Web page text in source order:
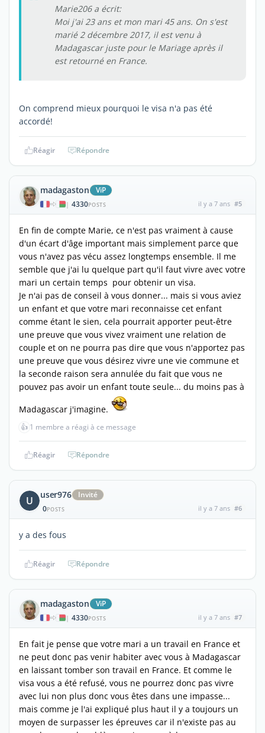
Marie206 a écrit:
Moi j'ai 23 ans et mon mari 45 ans. On s'est
marié 2 décembre 2017, il est venu à
Madagascar juste pour le Mariage après il
est retourné en France.
On comprend mieux pourquoi le visa n'a pas été
accordé!
Réagir Répondre
madagaston ViP
| 4330POSTS il y a 7 ans #5
En fin de compte Marie, ce n'est pas vraiment à cause
d'un écart d'âge important mais simplement parce que
vous n'avez pas vécu assez longtemps ensemble. Il me
semble que j'ai lu quelque part qu'il faut vivre avec votre
mari un certain temps pour obtenir un visa.
Je n'ai pas de conseil à vous donner... mais si vous aviez
un enfant et que votre mari reconnaisse cet enfant
comme étant le sien, cela pourrait apporter peut-être
une preuve que vous vivez vraiment une relation de
couple et on ne pourra pas dire que vous n'apportez pas
une preuve que vous désirez vivre une vie commune et
la seconde raison sera annulée du fait que vous ne
pouvez pas avoir un enfant toute seule... du moins pas à
Madagascar j'imagine.
👍 1 membre a réagi à ce message
Réagir Répondre
U user976
Invité
0POSTS il y a 7 ans #6
y a des fous
Réagir Répondre
madagaston ViP
| 4330POSTS il y a 7 ans #7
En fait je pense que votre mari a un travail en France et
ne peut donc pas venir habiter avec vous à Madagascar
en laissant tomber son travail en France. Et comme le
visa vous a été refusé, vous ne pourrez donc pas vivre
avec lui non plus donc vous êtes dans une impasse...
mais comme je l'ai expliqué plus haut il y a toujours un
moyen de surpasser les épreuves car il n'existe pas au